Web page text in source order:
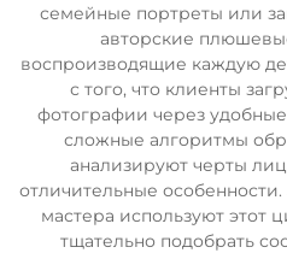
семейные портреты или
авторские
воспроизводящие каждую
с того, что клиенты
фотографии через
сложные алгоритмы
анализируют черты
отличительные
мастера используют этот
тщательно подобрать